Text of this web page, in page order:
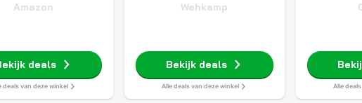
Amazon
deals
deals van deze winkel
Wehkamp
Bekijk deals
Alle deals van deze winkel Alle